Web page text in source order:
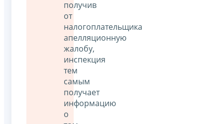
получив
от
налогоплательщика
апелляционную
жалобу,
инспекция
тем
самым
получает
информацию
о